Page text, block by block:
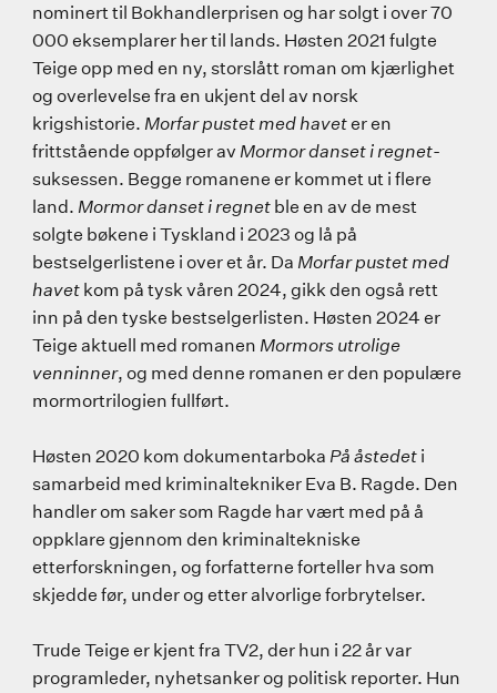
nominert til Bokhandlerprisen og har solgt i over 70
000 eksemplarer her til lands. Høsten 2021 fulgte
Teige opp med en ny, storslått roman om kjærlighet
og overlevelse fra en ukjent del av norsk
krigshistorie. Morfar pustet med haveter en
frittstående oppfølger av Mormor danset i regnet-
suksessen. Begge romanene er kommet ut i flere
land. Mormor danset i regnet ble en av de mest
solgte bøkene i Tyskland i 2023 og lå på
bestselgerlistene i over et år. Da Morfar pustet med
havet kom på tysk våren 2024, gikk den også rett
inn på den tyske bestselgerlisten. Høsten 2024 er
Teige aktuell med romanen Mormors utrolige
venninner, og med denne romanen er den populære
mormortrilogien fullført.
Høsten 2020 kom dokumentarboka På åstedet i
samarbeid med kriminaltekniker Eva B. Ragde. Den
handler om saker som Ragde har vært med på å
oppklare gjennom den kriminaltekniske
etterforskningen, og forfatterne forteller hva som
skjedde før, under og etter alvorlige forbrytelser.
Trude Teige er kjent fra TV2, der hun i 22 år var
programleder, nyhetsanker og politisk reporter. Hun